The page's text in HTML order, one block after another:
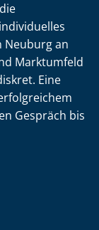
Neuburg an
Marktumfeld
Eine
Gespräch bis